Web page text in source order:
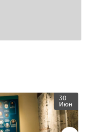
30
Июн